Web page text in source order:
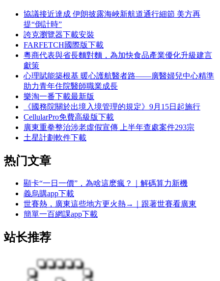
協議接近達成 伊朗披露海峽新航道通行細節 美方再
提“倒計時”
誇克瀏覽器下載安裝
FARFETCH國際版下載
粵商代表與省長麵對麵，為加快食品產業優化升級建言
獻策
心理賦能築根基 暖心護航醫者路——廣醫婦兒中心精準
助力青年住院醫師職業成長
樂淘一番下載最新版
《國務院關於出境入境管理的規定》9月15日起施行
CellularPro免費高級版下載
廣東重拳整治涉老虛假宣傳 上半年查處案件293宗
土星計劃軟件下載
热门文章
顯卡“一日一價”，為啥這麽瘋？｜解碼算力新機
義烏購app下載
世賽熱，廣東這些地方更火熱→｜跟著世賽看廣東
簡單一百網課app下載
站长推荐